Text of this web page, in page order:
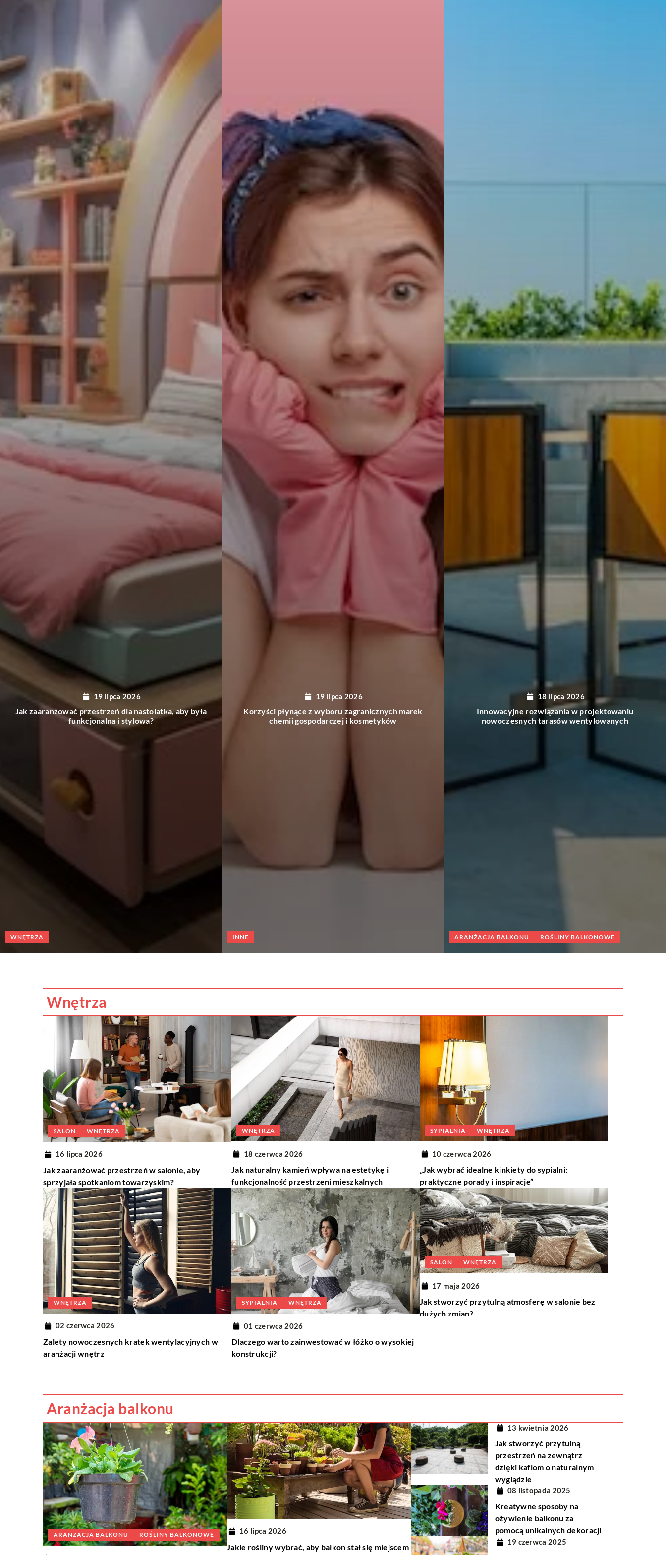
INNE
19 lipca 2026
Korzyści płynące z wyboru zagranicznych marek
chemii gospodarczej i kosmetyków
ARANŻACJA BALKONU
18 lipca 2026
Innowacyjne rozwiązania w projektowaniu
nowoczesnych tarasów wentylowanych
ARANŻACJA BALKONU DEKORACJE
16 lipca 2026
Jakie dekoracje sprawią, że Twój balkon stanie się
przytulnym azylem?
Wnętrza
SALON WNĘTRZA
16 lipca 2026
Jak zaaranżować przestrzeń w salonie, aby
sprzyjała spotkaniom towarzyskim?
WNĘTRZA
18 czerwca 2026
Jak naturalny kamień wpływa na estetykę i
funkcjonalność przestrzeni mieszkalnych
SYPIALNIA WNĘTRZA
10 czerwca 2026
„Jak wybrać idealne kinkiety do sypialni:
praktyczne porady i inspiracje”
WNĘTRZA
02 czerwca 2026
Zalety nowoczesnych kratek wentylacyjnych w
aranżacji wnętrz
SYPIALNIA WNĘTRZA
01 czerwca 2026
Dlaczego warto zainwestować w łóżko o wysokiej
konstrukcji?
SALON WNĘTRZA
17 maja 2026
Jak stworzyć przytulną atmosferę w salonie bez
dużych zmian?
Aranżacja balkonu
ARANŻACJA BALKONU ROŚLINY BALKONOWE 16 lipca 2026
Jakie rośliny wybrać, aby balkon stał się miejscem
13 kwietnia 2026
Jak stworzyć przytulną
przestrzeń na zewnątrz
dzięki kaflom o naturalnym
wyglądzie
08 listopada 2025
Kreatywne sposoby na
ożywienie balkonu za
pomocą unikalnych dekoracji
19 czerwca 2025